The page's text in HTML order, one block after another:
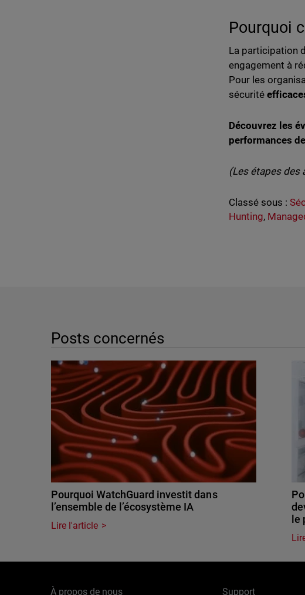
Pourquoi
La participation
engagement à
Pour les
sécurité
Découvrez les
performances
(Les étapes des
Classé sous :
Hunting,
Posts concernés
Pourquoi WatchGuard investit dans
l’ensemble de l’écosystème IA
Lire l'article
le
À propos de nous Support